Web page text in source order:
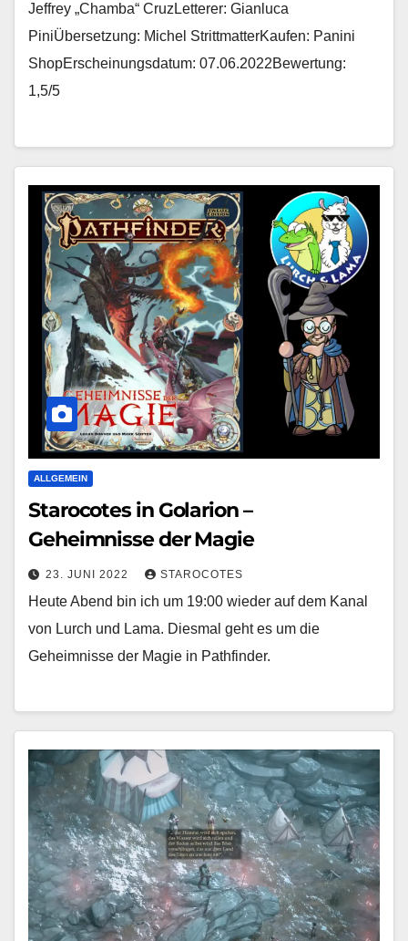
Jeffrey „Chamba“ CruzLetterer: Gianluca
PiniÜbersetzung: Michel StrittmatterKaufen: Panini
ShopErscheinungsdatum: 07.06.2022Bewertung:
1,5/5
ALLGEMEIN
Starocotes in Golarion –
Geheimnisse der Magie
23. JUNI 2022 STAROCOTES
Heute Abend bin ich um 19:00 wieder auf dem Kanal
von Lurch und Lama. Diesmal geht es um die
Geheimnisse der Magie in Pathfinder.